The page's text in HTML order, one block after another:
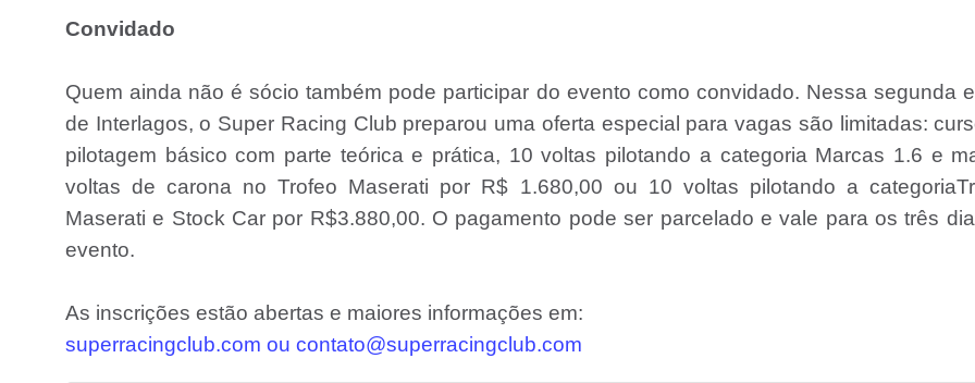
Convidado
Quem ainda não é sócio também pode participar do evento como convidado. Nessa segunda
de Interlagos, o Super Racing Club preparou uma oferta especial para vagas são limitadas:
pilotagem básico com parte teórica e prática, 10 voltas pilotando a categoria Marcas 1.6 e
voltas de carona no Trofeo Maserati por R$ 1.680,00 ou 10 voltas pilotando a
Maserati e Stock Car por R$3.880,00. O pagamento pode ser parcelado e vale para os três
evento.
As inscrições estão abertas e maiores informações em:
superracingclub.com ou contato@superracingclub.com